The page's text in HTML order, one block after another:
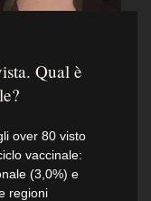
Qual è
over 80 visto
vaccinale:
(3,0%) e
regioni